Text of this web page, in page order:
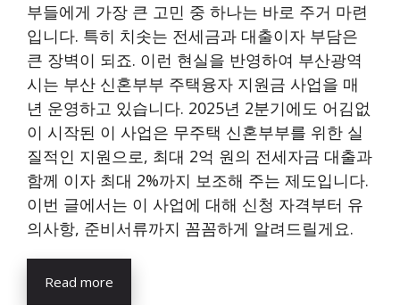
부들에게 가장 큰 고민 중 하나는 바로 주거 마련
입니다. 특히 치솟는 전세금과 대출이자 부담은
큰 장벽이 되죠. 이런 현실을 반영하여 부산광역
시는 부산 신혼부부 주택융자 지원금 사업을 매
년 운영하고 있습니다. 2025년 2분기에도 어김없
이 시작된 이 사업은 무주택 신혼부부를 위한 실
질적인 지원으로, 최대 2억 원의 전세자금 대출과
함께 이자 최대 2%까지 보조해 주는 제도입니다.
이번 글에서는 이 사업에 대해 신청 자격부터 유
의사항, 준비서류까지 꼼꼼하게 알려드릴게요.
Read more